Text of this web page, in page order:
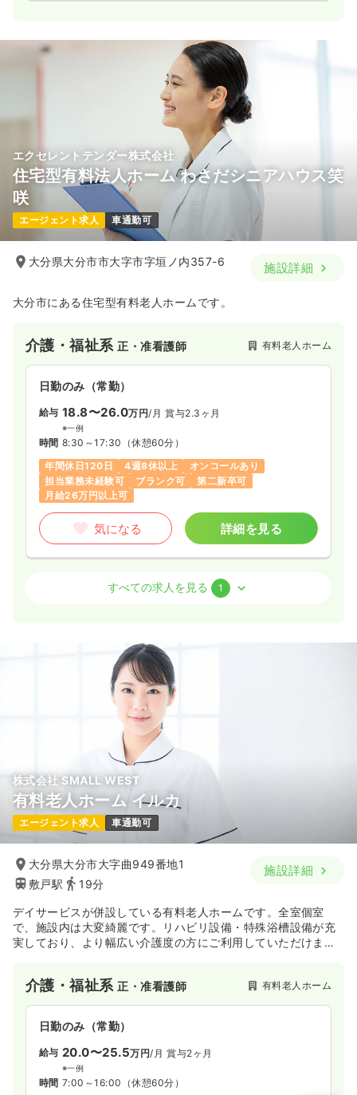
「HelC＋（ヘルシー）」などを提供。そのほか、被験者募集サ
ービス、処方箋データベースを活用したデータ分析サービスな
■看護師・臨床検査技師・薬剤師など、さまざまな有資格者が
在籍しており、女性も多く活躍。産前産後休暇・育児休業・介
護休業などの制度があり、産休・育休の取得実績も豊富です。
また、1チームは約5～6名で、マネージメントラインが明確で
周囲に相談しやすい環境です。
エクセレントテンダー株式会社
住宅型有料法人ホーム わさだシニアハウス笑
咲
エージェント求人 車通勤可
大分県大分市市大字市字垣ノ内357-6 施設詳細
大分市にある住宅型有料老人ホームです。
介護・福祉系正・准看護師 有料老人ホーム
日勤のみ（常勤）
給与 18.8〜26.0万円/月 賞与2.3ヶ月
※一例
時間 8:30～17:30 （休憩60分）
年間休日120日
4週8休以上
オンコールあり
担当業務未経験可
ブランク可
第二新卒可
月給26万円以上可
気になる 詳細を見る
介護・福祉系正・准看護師 デイケア・デイサービス
17.8〜23.0万円/月 賞与2.3ヶ月
8:30～17:30（休憩60分）
年間休日120日
担当業務未経験可
ブランク可
月給23万円以上可
気になる
すべての求人を見る 1
株式会社 SMALL WEST
有料老人ホーム イルカ
エージェント求人 車通勤可
大分県大分市大字曲949番地1
敷戸駅
19分
施設詳細
デイサービスが併設している有料老人ホームです。全室個室
で、施設内は大変綺麗です。リハビリ設備・特殊浴槽設備が充
実しており、より幅広い介護度の方にご利用していただけま
介護・福祉系正・准看護師 有料老人ホーム
日勤のみ（常勤）
給与 20.0〜25.5万円/月 賞与2ヶ月
※一例
時間 7:00～16:00 （休憩60分）